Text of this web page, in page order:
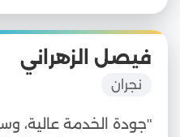
فيصل الزهراني
نجران
"جودة الخدمة عالية،